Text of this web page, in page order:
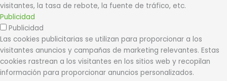
visitantes, la tasa de rebote, la fuente de tráfico, etc.
Publicidad
Publicidad
Las cookies publicitarias se utilizan para proporcionar a los
visitantes anuncios y campañas de marketing relevantes. Estas
cookies rastrean a los visitantes en los sitios web y recopilan
información para proporcionar anuncios personalizados.